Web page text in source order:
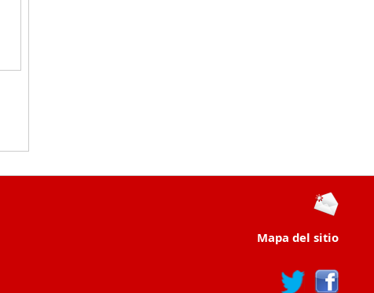
Mapa del sitio